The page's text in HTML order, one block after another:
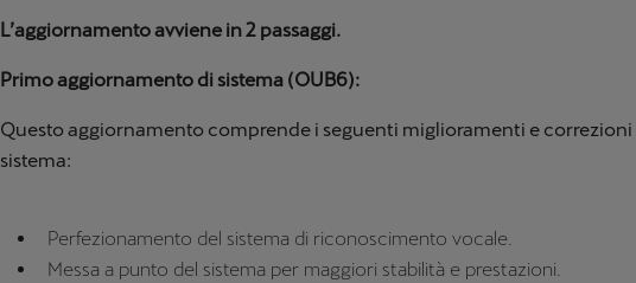
L’aggiornamento avviene in 2 passaggi.
Primo aggiornamento di sistema (OUB6):
Questo aggiornamento comprende i seguenti miglioramenti e correzioni
sistema:
Perfezionamento del sistema di riconoscimento vocale.
Messa a punto del sistema per maggiori stabilità e prestazioni.